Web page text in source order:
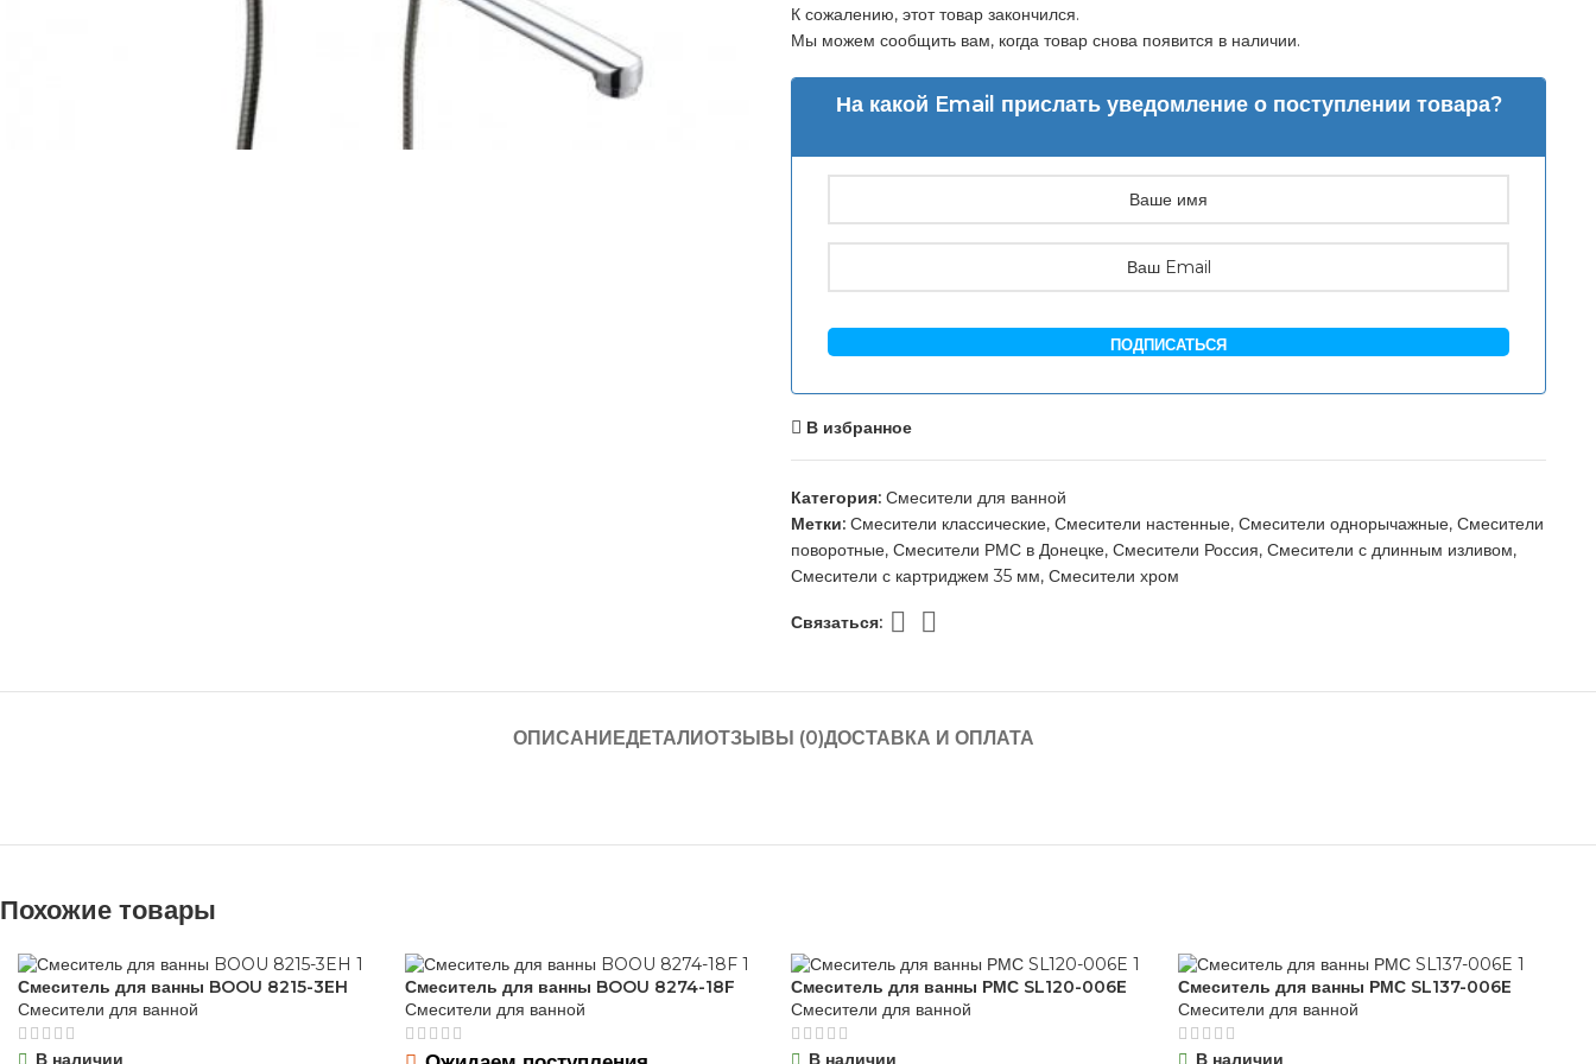
К сожалению, этот товар закончился.
Мы можем сообщить вам, когда товар снова появится в наличии.
На какой Email прислать уведомление о поступлении товара?
ПОДПИСАТЬСЯ
В избранное
Категория: Смесители для ванной
Метки: Смесители классические, Смесители настенные, Смесители однорычажные, Смесители
поворотные, Смесители РМС в Донецке, Смесители Россия, Смесители с длинным изливом,
Смесители с картриджем 35 мм, Смесители хром
Связаться:
ОПИСАНИЕДЕТАЛИОТЗЫВЫ (0)ДОСТАВКА И ОПЛАТА
Похожие товары
Смеситель для ванны BOOU 8215-3EH
Смесители для ванной
В наличии
Смеситель для ванны BOOU 8274-18F
Смесители для ванной
Смеситель для ванны РМС SL120-006E
Смесители для ванной
В наличии
Смеситель для ванны РМС SL137-006E
Смесители для ванной
В наличии